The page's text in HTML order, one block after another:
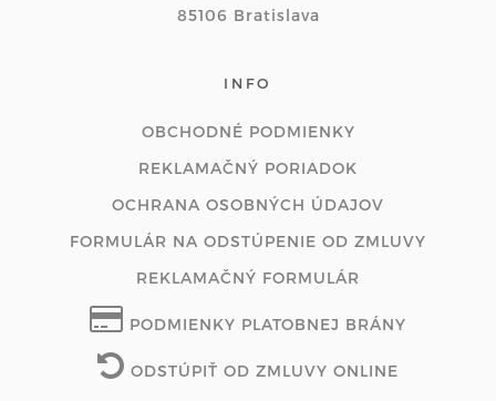
85106 Bratislava
INFO
OBCHODNÉ PODMIENKY
REKLAMAČNÝ PORIADOK
OCHRANA OSOBNÝCH ÚDAJOV
FORMULÁR NA ODSTÚPENIE OD ZMLUVY
REKLAMAČNÝ FORMULÁR
PODMIENKY PLATOBNEJ BRÁNY
ODSTÚPIŤ OD ZMLUVY ONLINE